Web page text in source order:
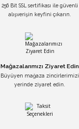
256 Bit SSL sertifikası ile güvenli
alışverişin keyfini çıkarın.
Mağazalarımızı Ziyaret Edin
Büyüyen mağaza zincirlerimizi
yerinde ziyaret edin.